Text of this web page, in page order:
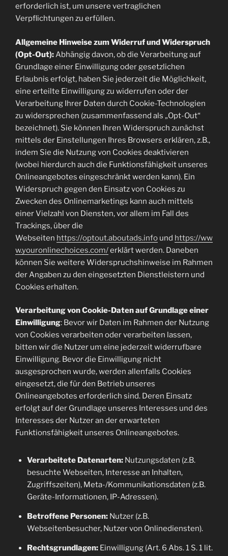
erforderlich ist, um unsere vertraglichen
Verpflichtungen zu erfüllen.
Allgemeine Hinweise zum Widerruf und Widerspruch
(Opt-Out): Abhängig davon, ob die Verarbeitung auf
Grundlage einer Einwilligung oder gesetzlichen
Erlaubnis erfolgt, haben Sie jederzeit die Möglichkeit,
eine erteilte Einwilligung zu widerrufen oder der
Verarbeitung Ihrer Daten durch Cookie-Technologien
zu widersprechen (zusammenfassend als „Opt-Out“
bezeichnet). Sie können Ihren Widerspruch zunächst
mittels der Einstellungen Ihres Browsers erklären, z.B.,
indem Sie die Nutzung von Cookies deaktivieren
(wobei hierdurch auch die Funktionsfähigkeit unseres
Onlineangebotes eingeschränkt werden kann). Ein
Widerspruch gegen den Einsatz von Cookies zu
Zwecken des Onlinemarketings kann auch mittels
einer Vielzahl von Diensten, vor allem im Fall des
Trackings, über die
Webseiten https://optout.aboutads.info und https://ww
w.youronlinechoices.com/erklärt werden. Daneben
können Sie weitere Widerspruchshinweise im Rahmen
der Angaben zu den eingesetzten Dienstleistern und
Cookies erhalten.
Verarbeitung von Cookie-Daten auf Grundlage einer
Einwilligung: Bevor wir Daten im Rahmen der Nutzung
von Cookies verarbeiten oder verarbeiten lassen,
bitten wir die Nutzer um eine jederzeit widerrufbare
Einwilligung. Bevor die Einwilligung nicht
ausgesprochen wurde, werden allenfalls Cookies
eingesetzt, die für den Betrieb unseres
Onlineangebotes erforderlich sind. Deren Einsatz
erfolgt auf der Grundlage unseres Interesses und des
Interesses der Nutzer an der erwarteten
Funktionsfähigkeit unseres Onlineangebotes.
Verarbeitete Datenarten:Nutzungsdaten (z.B.
besuchte Webseiten, Interesse an Inhalten,
Zugriffszeiten), Meta-/Kommunikationsdaten (z.B.
Geräte-Informationen, IP-Adressen).
Betroffene Personen:Nutzer (z.B.
Webseitenbesucher, Nutzer von Onlinediensten).
Rechtsgrundlagen:Einwilligung (Art. 6 Abs. 1 S. 1 lit.